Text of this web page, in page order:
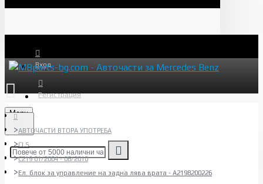
Вход
Регистрация
Menu
АВТОЧАСТИ ВТОРА УПОТРЕБА
CLS
C219 01/2004 - 06/2010
Ел. блок за управление на задна лява врата - A2198200226